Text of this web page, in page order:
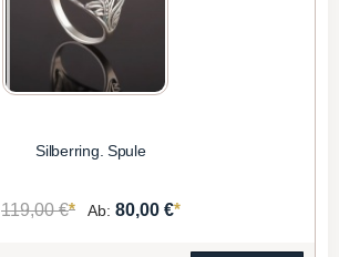
Silberring. Spule
119,00 €* Ab: 80,00 €*